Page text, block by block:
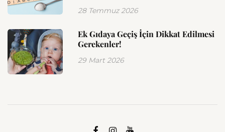
28 Temmuz 2026
Ek Gıdaya Geçiş İçin Dikkat Edilmesi
Gerekenler!
29 Mart 2026